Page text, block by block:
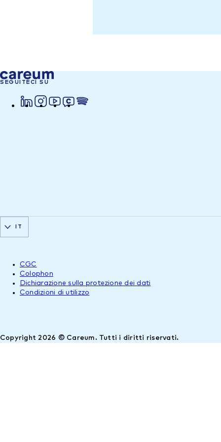
SEGUITECI SU
Copyright 2026 © Careum. Tutti i diritti riservati.
CGC
Colophon
Dichiarazione sulla protezione dei dati
Condizioni di utilizzo
IT